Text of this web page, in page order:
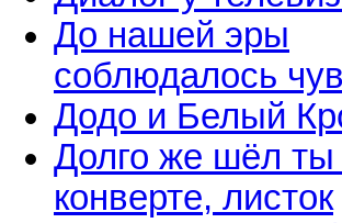
До нашей эры
соблюдалось
Додо и Белый
Долго же шёл ты
конверте, листок